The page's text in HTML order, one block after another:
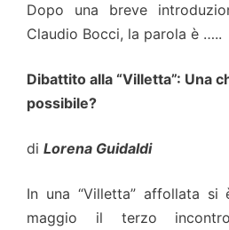
Dopo una breve
Claudio Bocci, la parola è …..
Dibattito alla “Villetta”: Una
possibile?
di Lorena Guidaldi
In una “Villetta” affollata
maggio il terzo